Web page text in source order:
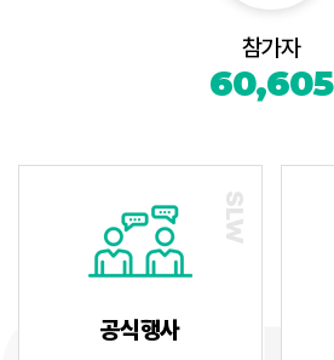
참가자
60,605
공식행사